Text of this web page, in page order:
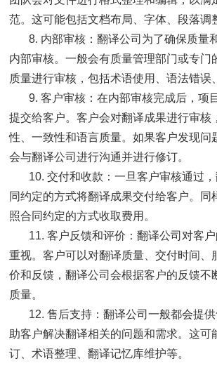
范。这可能包括文档布局、字体、段落调
8. 内部审核：翻译公司为了确保质量
内部审核。一般会有质量管理部门或专门
质量进行审核，包括术语使用、语法错误
9. 客户审核：在内部审核完成后，项
提交给客户。客户会对翻译成果进行审核
性、一致性和语言质量。如果客户发现问
会与翻译公司进行沟通并进行修订。
10. 交付和收款：一旦客户审核通过
同约定的方式将翻译成果交付给客户。同
照合同约定的方式收取费用。
11. 客户反馈和评价：翻译公司对客
重视。客户可以对翻译质量、交付时间、
价和反馈，翻译公司会根据客户的反馈不
质量。
12. 售后支持：翻译公司一般都会提
助客户解决翻译相关的问题和需求。这可
订、术语整理、翻译记忆库维护等。